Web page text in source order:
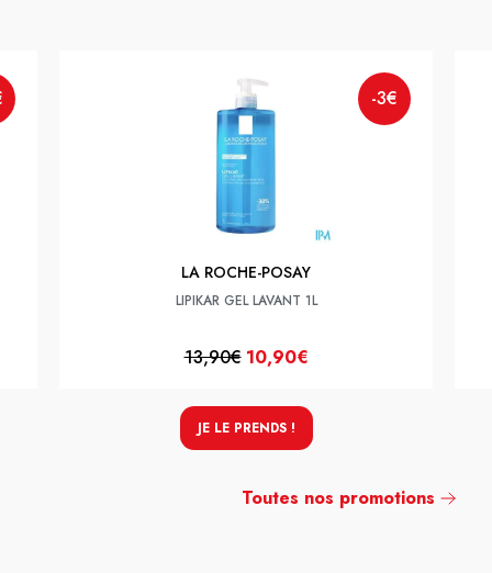
-3€
LA ROCHE-POSAY
LIPIKAR GEL LAVANT 1L
13,90€ 10,90€
JE LE PRENDS !
Toutes nos promotions